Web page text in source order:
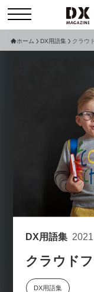
現
セミナー
ホーム DX用語集 クラウ
DX用語集
クラウド
DX用語集